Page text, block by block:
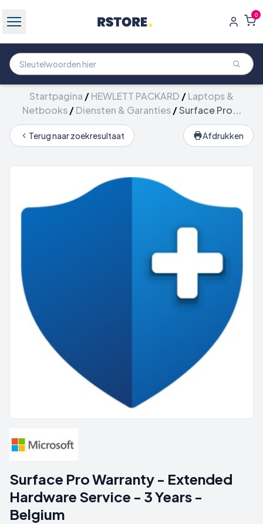
0
Startpagina /HEWLETT PACKARD /Laptops &
Netbooks/Diensten & Garanties/Surface Pro...
Terug naar zoekresultaat Afdrukken
Surface Pro Warranty - Extended
Hardware Service - 3 Years -
Belgium